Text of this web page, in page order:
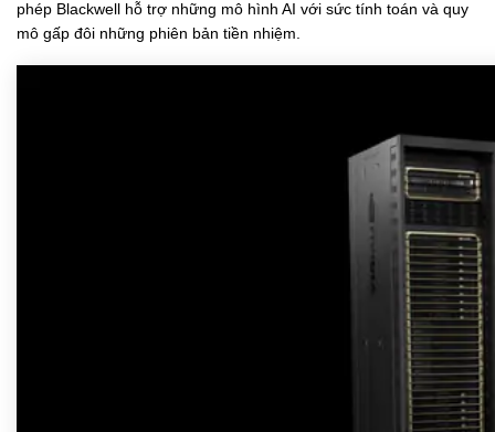
phép Blackwell hỗ trợ những mô hình AI với sức tính toán và quy
mô gấp đôi những phiên bản tiền nhiệm.